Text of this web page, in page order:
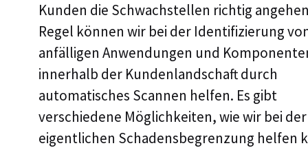
Kunden die Schwachstellen richtig
Regel können wir bei der Identifizierung
anfälligen Anwendungen und
innerhalb der Kundenlandschaft durch
automatisches Scannen helfen. Es gibt
verschiedene Möglichkeiten, wie wir bei der
eigentlichen Schadensbegrenzung helfen